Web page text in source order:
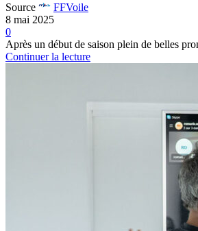
Source
FFVoile
8 mai 2025
0
Après un début de saison plein de belles
Continuer la lecture